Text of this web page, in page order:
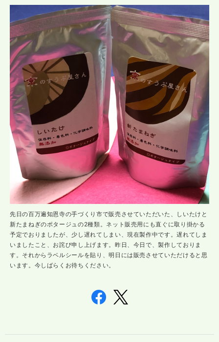
先日の百万遍知恩寺の手づくり市で販売させていただいた、しいたけと
新たまねぎのポタージュの2種類。ネット販売用にも直ぐに取り掛かる
予定でおりましたが、少し遅れてしまい、現在製作中です。遅れてしま
いましたこと、お詫び申し上げます。昨日、今日で、製作しておりま
す。それからラベルシールを貼り、明日には販売させていただけると思
います。今しばらくお待ちください。